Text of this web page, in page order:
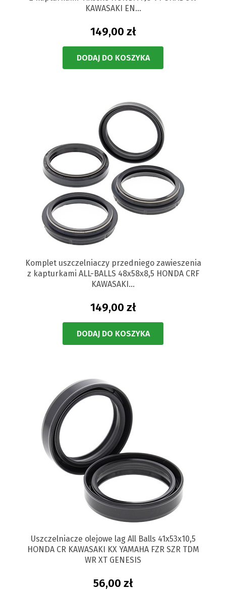
KAWASAKI EN...
149,00 zł
DODAJ DO KOSZYKA
Komplet uszczelniaczy przedniego zawieszenia
z kapturkami ALL-BALLS 48x58x8,5 HONDA CRF
KAWASAKI...
149,00 zł
DODAJ DO KOSZYKA
Uszczelniacze olejowe lag All Balls 41x53x10,5
HONDA CR KAWASAKI KX YAMAHA FZR SZR TDM
WR XT GENESIS
56,00 zł